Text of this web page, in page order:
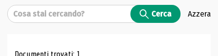
Cerca Cerca Azzera